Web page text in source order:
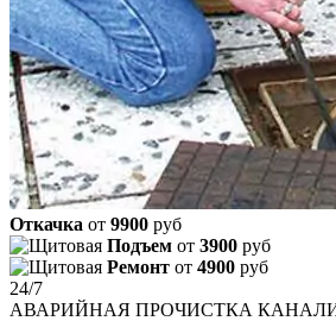
Откачка от 9900 руб
Подъем от 3900 руб
Ремонт от 4900 руб
24/7
АВАРИЙНАЯ ПРОЧИСТКА